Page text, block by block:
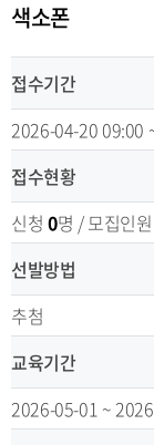
색소폰
접수기간
2026-04-20 09:00
접수현황
신청 0명 / 모집인원
선발방법
추첨
교육기간
2026-05-01 ~